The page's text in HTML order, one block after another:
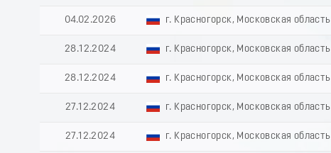
04.02.2026 г. Красногорск, Московская область
28.12.2024 г. Красногорск, Московская область
28.12.2024 г. Красногорск, Московская область
27.12.2024 г. Красногорск, Московская область
27.12.2024 г. Красногорск, Московская область